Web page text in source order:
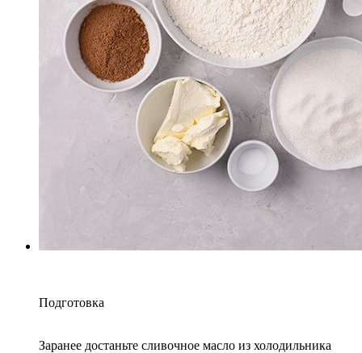
Подготовка
Заранее достаньте сливочное масло из холодильника